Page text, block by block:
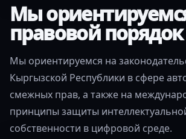
Мы
правовой порядок
Мы ориентируемся на
Кыргызской Республики в сфере
смежных прав, а также на
принципы защиты
собственности в цифровой среде.